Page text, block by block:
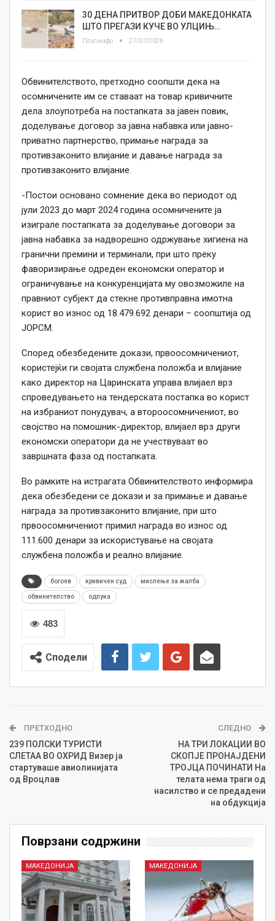
30 ДЕНА ПРИТВОР ДОБИ МАКЕДОНКАТА
ШТО ПРЕГАЗИ КУЧЕ ВО УЛЦИЊ…
Плусинфо 27/07/2026
Обвинителството, претходно соопшти дека на
осомничените им се ставаат на товар кривичните
дела злоупотреба на постапката за јавен повик,
доделување договор за јавна набавка или јавно-
приватно партнерство, примање награда за
противзаконито влијание и давање награда за
противзаконито влијание.
-Постои основано сомнение дека во периодот од
јули 2023 до март 2024 година осомничените ја
изиграле постапката за доделување договори за
јавна набавка за надворешно одржување хигиена на
гранични премини и терминали, при што преку
фаворизирање одреден економски оператор и
ограничување на конкуренцијата му овозможиле на
правниот субјект да стекне противправна имотна
корист во износ од 18.479.692 денари – соопштија од
ЈОРСМ.
Според обезбедените докази, првоосомничениот,
користејќи ги својата службена положба и влијание
како директор на Царинската управа влијаел врз
спроведувањето на тендерската постапка во корист
на избраниот понудувач, а второосомничениот, во
својство на помошник-директор, влијаел врз други
економски оператори да не учествуваат во
завршната фаза од постапката.
Во рамките на истрагата Обвинителството информира
дека обезбедени се докази и за примање и давање
награда за противзаконито влијание, при што
првоосомничениот примил награда во износ од
111.600 денари за искористување на својата
службена положба и реално влијание.
богоев кривичен суд мислење за жалба
обвинителство одлука
483
Сподели
ПРЕТХОДНО
239 ПОЛСКИ ТУРИСТИ
СЛЕТАА ВО ОХРИД Визер ја
стартуваше авиолинијата
од Вроцлав
СЛЕДНО
НА ТРИ ЛОКАЦИИ ВО
СКОПЈЕ ПРОНАЈДЕНИ
ТРОЈЦА ПОЧИНАТИ На
телата нема траги од
насилство и се предадени
на обдукција
Поврзани содржини
МАКЕДОНИЈА МАКЕДОНИЈА